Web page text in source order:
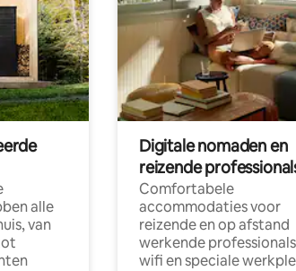
alle
van
Digitale nomaden en
reizende
Comfortabele
accommodaties voor
reizende en op afstand
werkende
wifi en speciale